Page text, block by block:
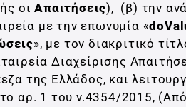
οιΑπαιτήσεις), (β) την
με την επωνυμία «
», με τον διακριτικό
Διαχείρισης
της Ελλάδος, και
αρ. 1 του ν.4354/2015,